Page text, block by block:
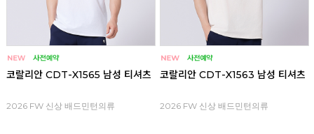
코랄리안 CDT-X1565 남성 티셔츠
2026 FW 신상 배드민턴의류
코랄리안 CDT-X1563 남성 티셔츠
2026 FW 신상 배드민턴의류